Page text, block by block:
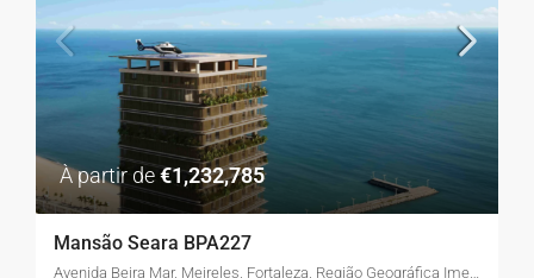
À partir de€1,232,785
Mansão Seara BPA227
Avenida Beira Mar, Meireles, Fortaleza, Região Geográfica Imediata de Fortaleza, Região Geográfica Intermediária de Fortaleza, Ceará, Região Nordeste, 60165-120, Brasil